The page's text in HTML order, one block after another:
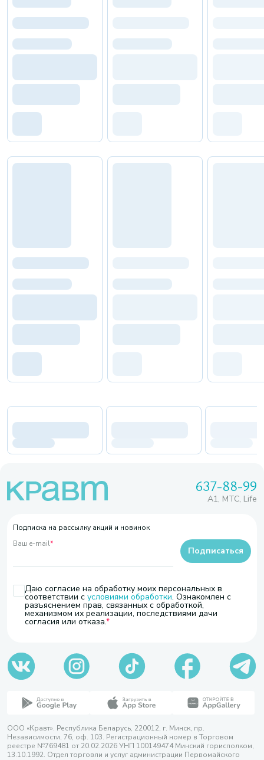
637-88-99
A1, МТС, Life
Подписка на рассылку акций и новинок
Ваш e-mail*
Даю согласие на обработку моих персональных в
соответствии с условиями обработки. Ознакомлен с
разъяснением прав, связанных с обработкой,
механизмом их реализации, последствиями дачи
согласия или отказа.
Подписаться
ООО «Кравт». Республика Беларусь, 220012, г. Минск, пр.
Независимости, 76, оф. 103. Регистрационный номер в Торговом
реестре №769481 от 20.02.2026 УНП 100149474 Минский горисполком,
13.10.1992. Отдел торговли и услуг администрации Первомайского